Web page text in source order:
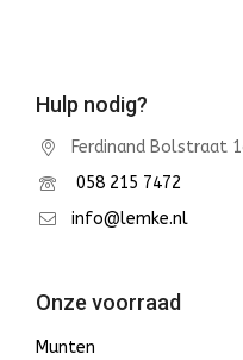
Hulp nodig?
Ferdinand Bolstraat
058 215 7472
info@lemke.nl
Onze voorraad
Munten